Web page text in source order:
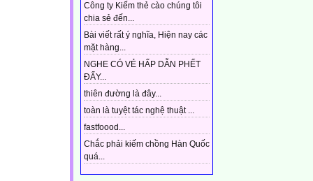
Công ty Kiếm thẻ cào chúng tôi
chia sẻ đến...
Bài viết rất ý nghĩa, Hiện nay các
mặt hàng...
NGHE CÓ VẺ HẤP DẪN PHẾT
ĐẤY...
thiên đường là đây...
toàn là tuyệt tác nghệ thuật ...
fastfoood...
Chắc phải kiếm chồng Hàn Quốc
quá...